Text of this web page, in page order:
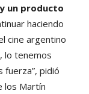
un producto
haciendo
cine argentino
lo tenemos
fuerza”, pidió
los Martín